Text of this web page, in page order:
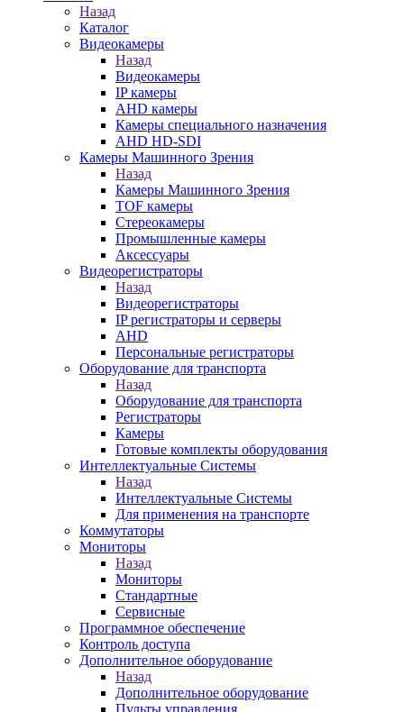
Назад
Каталог
Видеокамеры
Назад
Видеокамеры
IP камеры
AHD камеры
Камеры специального назначения
AHD HD-SDI
Камеры Машинного Зрения
Назад
Камеры Машинного Зрения
TOF камеры
Стереокамеры
Промышленные камеры
Аксессуары
Видеорегистраторы
Назад
Видеорегистраторы
IP регистраторы и серверы
AHD
Персональные регистраторы
Оборудование для транспорта
Назад
Оборудование для транспорта
Регистраторы
Камеры
Готовые комплекты оборудования
Интеллектуальные Системы
Назад
Интеллектуальные Системы
Для применения на транспорте
Коммутаторы
Мониторы
Назад
Мониторы
Стандартные
Сервисные
Программное обеспечение
Контроль доступа
Дополнительное оборудование
Назад
Дополнительное оборудование
Пульты управления